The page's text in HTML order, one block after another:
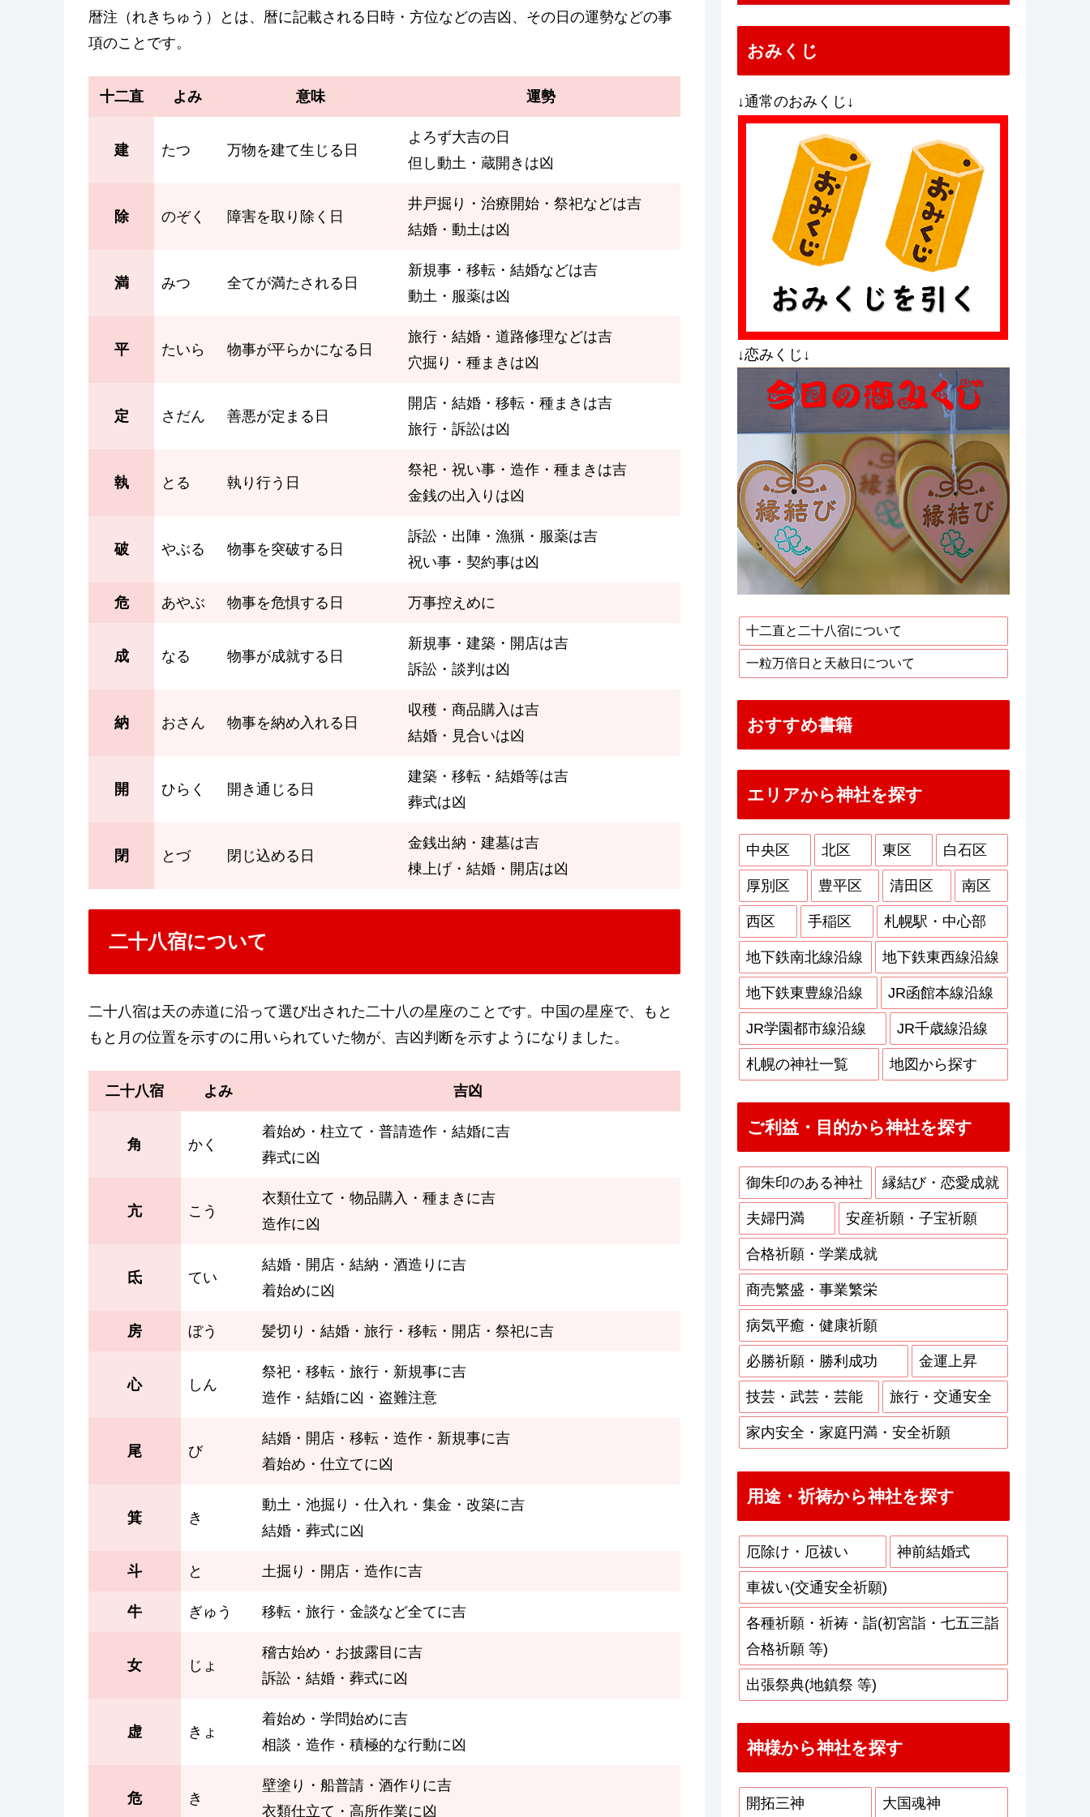
暦注（れきちゅう）とは、暦に記載される日時・方位などの吉凶、その日の運勢などの事
項のことです。
十二直 よみ 意味 運勢
建 たつ 万物を建て生じる日
よろず大吉の日
但し動土・蔵開きは凶
除 のぞく 障害を取り除く日
井戸掘り・治療開始・祭祀などは吉
結婚・動土は凶
満 みつ 全てが満たされる日
新規事・移転・結婚などは吉
動土・服薬は凶
平 たいら 物事が平らかになる日
旅行・結婚・道路修理などは吉
穴掘り・種まきは凶
定 さだん 善悪が定まる日
開店・結婚・移転・種まきは吉
旅行・訴訟は凶
執 とる 執り行う日
祭祀・祝い事・造作・種まきは吉
金銭の出入りは凶
破 やぶる 物事を突破する日
訴訟・出陣・漁猟・服薬は吉
祝い事・契約事は凶
危 あやぶ 物事を危惧する日 万事控えめに
成 なる 物事が成就する日
新規事・建築・開店は吉
訴訟・談判は凶
納 おさん 物事を納め入れる日
収穫・商品購入は吉
結婚・見合いは凶
開 ひらく 開き通じる日
建築・移転・結婚等は吉
葬式は凶
閉 とづ 閉じ込める日
金銭出納・建墓は吉
棟上げ・結婚・開店は凶
二十八宿について
二十八宿は天の赤道に沿って選び出された二十八の星座のことです。中国の星座で、もと
もと月の位置を示すのに用いられていた物が、吉凶判断を示すようになりました。
二十八宿 よみ 吉凶
角 かく
着始め・柱立て・普請造作・結婚に吉
葬式に凶
亢 こう
衣類仕立て・物品購入・種まきに吉
造作に凶
氐 てい
結婚・開店・結納・酒造りに吉
着始めに凶
房 ぼう 髪切り・結婚・旅行・移転・開店・祭祀に吉
心 しん
祭祀・移転・旅行・新規事に吉
造作・結婚に凶・盗難注意
尾 び
結婚・開店・移転・造作・新規事に吉
着始め・仕立てに凶
箕 き
動土・池掘り・仕入れ・集金・改築に吉
結婚・葬式に凶
斗 と 土掘り・開店・造作に吉
牛 ぎゅう 移転・旅行・金談など全てに吉
女 じょ
稽古始め・お披露目に吉
訴訟・結婚・葬式に凶
虚 きょ
着始め・学問始めに吉
相談・造作・積極的な行動に凶
危 き
壁塗り・船普請・酒作りに吉
衣類仕立て・高所作業に凶
おみくじ
↓通常のおみくじ↓
↓恋みくじ↓
十二直と二十八宿について
一粒万倍日と天赦日について
おすすめ書籍
エリアから神社を探す
中央区 北区 東区 白石区
厚別区 豊平区 清田区 南区
西区 手稲区 札幌駅・中心部
地下鉄南北線沿線 地下鉄東西線沿線
地下鉄東豊線沿線 JR函館本線沿線
JR学園都市線沿線 JR千歳線沿線
札幌の神社一覧 地図から探す
ご利益・目的から神社を探す
御朱印のある神社 縁結び・恋愛成就
夫婦円満 安産祈願・子宝祈願
合格祈願・学業成就
商売繁盛・事業繁栄
病気平癒・健康祈願
必勝祈願・勝利成功 金運上昇
技芸・武芸・芸能 旅行・交通安全
家内安全・家庭円満・安全祈願
用途・祈祷から神社を探す
厄除け・厄祓い 神前結婚式
車祓い(交通安全祈願)
各種祈願・祈祷・詣(初宮詣・七五三詣
合格祈願 等)
出張祭典(地鎮祭 等)
神様から神社を探す
開拓三神 大国魂神